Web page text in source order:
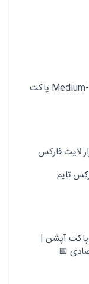
معاملات میان مدت Medium-Term پاکت
لایت فارکس
تایم
پاکت آپشن |
📅